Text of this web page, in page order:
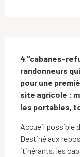
4 "cabanes-
randonneurs
pour une
site agricole :
les portables,
Accueil possible
Destiné aux
itinérants, les